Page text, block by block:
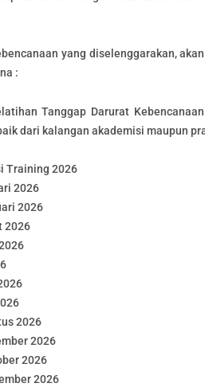
yang diselenggarakan,
:
Tanggap Darurat
dari kalangan akademisi maupun
Training 2026
2026
2026
2026
2026
2026
2026
2026